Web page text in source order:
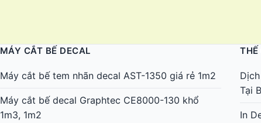
MÁY CẮT BẾ DECAL
Máy cắt bế tem nhãn decal AST-1350 giá rẻ 1m2
Máy cắt bế decal Graphtec CE8000-130 khổ
1m3, 1m2
THẾ
Tại
In